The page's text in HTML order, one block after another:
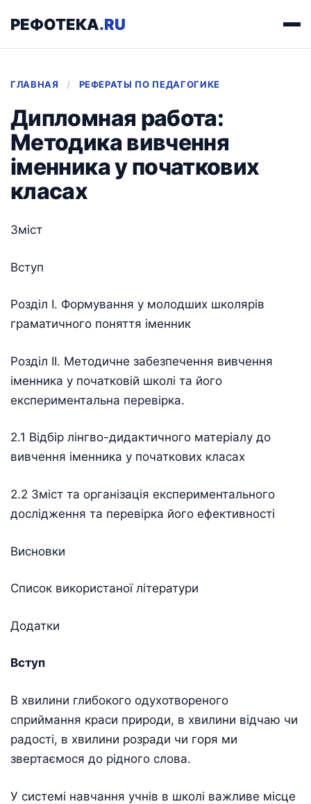
РЕФОТЕКА.RU
ГЛАВНАЯ / РЕФЕРАТЫ ПО ПЕДАГОГИКЕ
Дипломная работа:
Методика вивчення
іменника у початкових
класах
Зміст
Вступ
Розділ І. Формування у молодших школярів
граматичного поняття іменник
Розділ ІІ. Методичне забезпечення вивчення
іменника у початковій школі та його
експериментальна перевірка.
2.1 Відбір лінгво-дидактичного матеріалу до
вивчення іменника у початкових класах
2.2 Зміст та організація експериментального
дослідження та перевірка його ефективності
Висновки
Список використаної літератури
Додатки
Вступ
В хвилини глибокого одухотвореного
сприймання краси природи, в хвилини відчаю чи
радості, в хвилини розради чи горя ми
звертаємося до рідного слова.
У системі навчання учнів в школі важливе місце